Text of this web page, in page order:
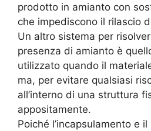
prodotto in amianto con
che impediscono il rilascio
Un altro sistema per
presenza di amianto è
utilizzato quando il
ma, per evitare qualsiasi
all’interno di una struttura
appositamente.
Poiché l’incapsulamento e